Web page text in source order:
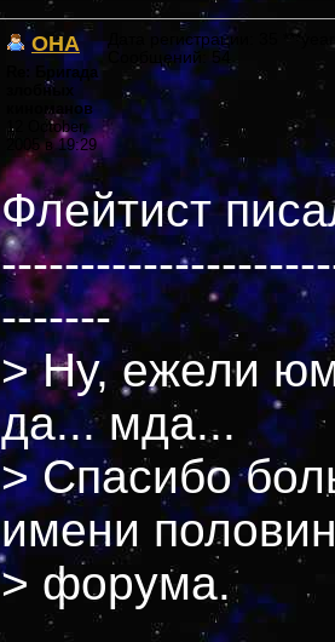
OHA
Re: Бригада
злобных
киноманов
12 October,
2005 в 19:29
Дата регистрации: 35
Сообщений: 54
Флейтист
-------
> Ну, ежели
да... мда...
> Спасибо
имени
> форума.